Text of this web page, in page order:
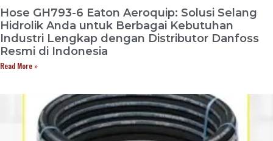
Hose GH793-6 Eaton Aeroquip: Solusi Selang
Hidrolik Anda untuk Berbagai Kebutuhan
Industri Lengkap dengan Distributor Danfoss
Resmi di Indonesia
Read More »